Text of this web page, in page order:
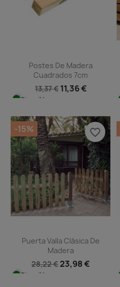
Postes De Madera
Cuadrados 7cm
13,37 € 11,36 €
Disponible
Puerta Valla Clásica De
Madera
28,22 € 23,98 €
Disponible
-15% favorite_border